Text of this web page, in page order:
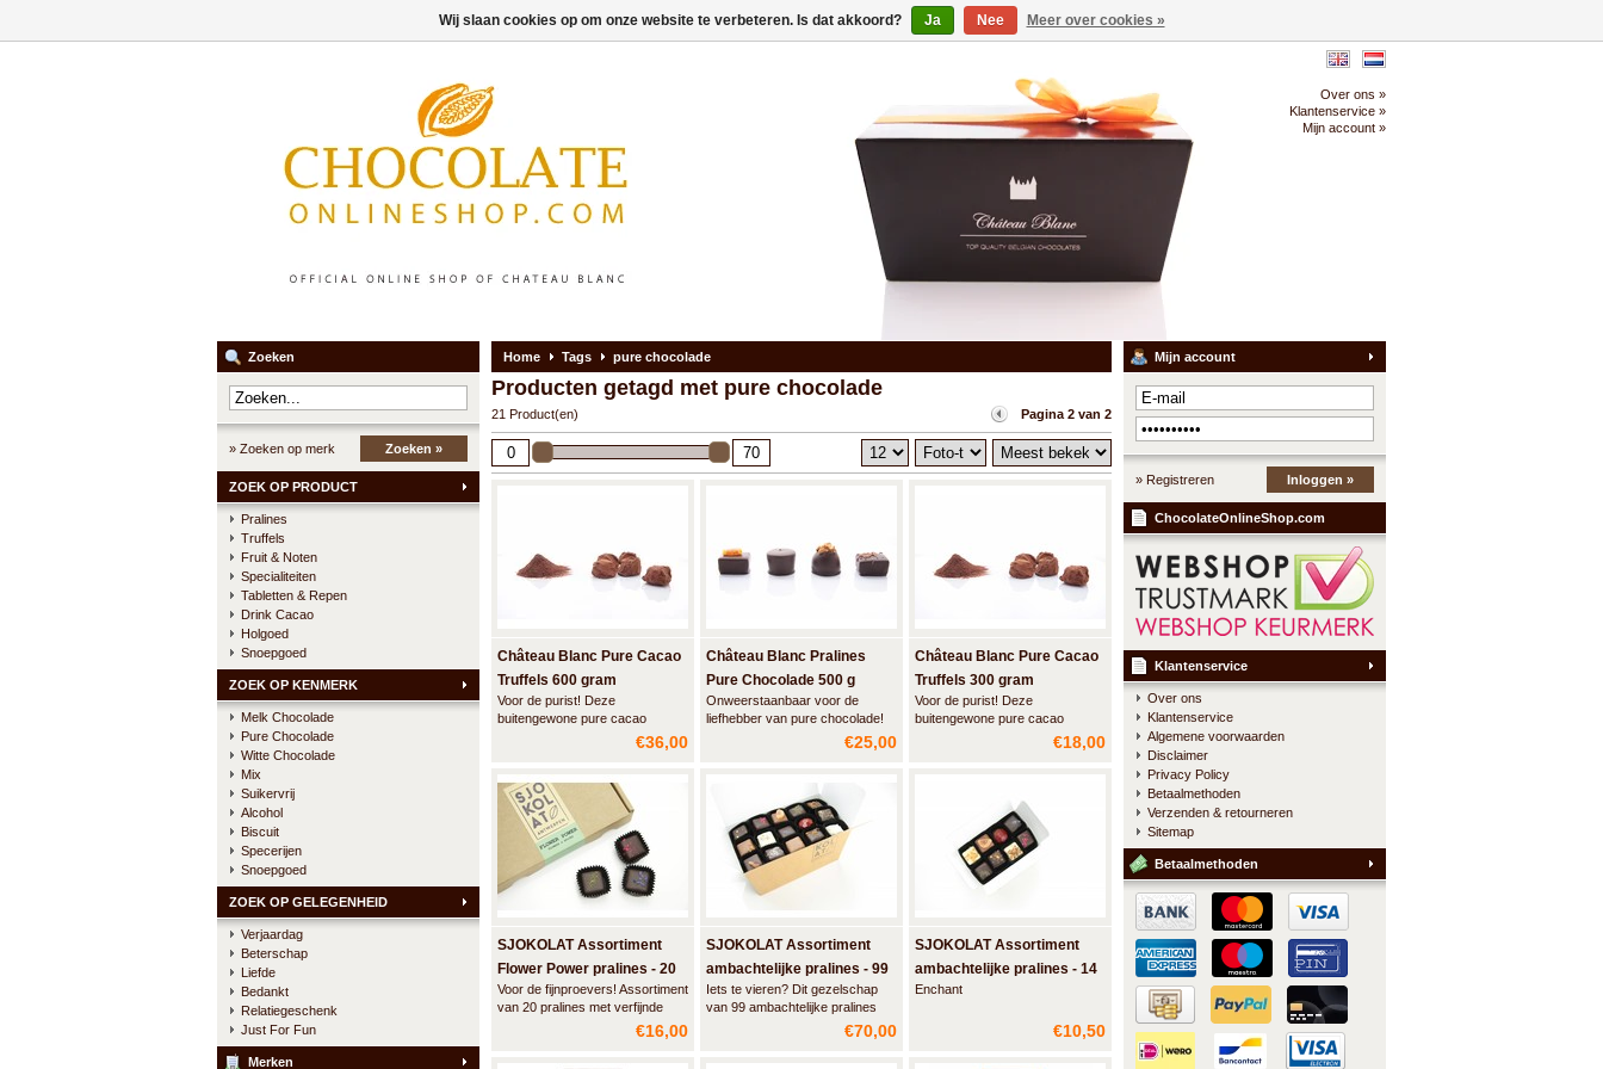
Over ons »
Klantenservice »
Mijn account »
Zoeken
» Zoeken op merk Zoeken »
ZOEK OP PRODUCT
Pralines
Truffels
Fruit & Noten
Specialiteiten
Tabletten & Repen
Drink Cacao
Holgoed
Snoepgoed
ZOEK OP KENMERK
Melk Chocolade
Pure Chocolade
Witte Chocolade
Mix
Suikervrij
Alcohol
Biscuit
Specerijen
Snoepgoed
ZOEK OP GELEGENHEID
Verjaardag
Beterschap
Liefde
Bedankt
Relatiegeschenk
Just For Fun
Merken
Home Tags pure chocolade
Producten getagd met pure chocolade
21 Product(en) Pagina 2 van 2
Château Blanc Pure Cacao
Truffels 600 gram
Voor de purist! Deze
buitengewone pure cacao
truffels bieden een opwindende
combinatie van een rijke volle
textuur.
€36,00
Château Blanc Pralines
Pure Chocolade 500 g
Onweerstaanbaar voor de
liefhebber van pure chocolade!
Deze elegant verpakte ballotin
bevat een prachtig assortiment
€25,00
Château Blanc Pure Cacao
Truffels 300 gram
Voor de purist! Deze
buitengewone pure cacao
truffels bieden een opwindende
combinatie van een rijke volle
€18,00
SJOKOLAT Assortiment
Flower Power pralines - 20
stuks
Voor de fijnproevers! Assortiment
van 20 pralines met verfijnde
ganache vullingen op basis van
€16,00
SJOKOLAT Assortiment
ambachtelijke pralines - 99
stuks
Iets te vieren? Dit gezelschap
van 99 ambachtelijke pralines
zorgt alvast voor een vrolijke€70,00
SJOKOLAT Assortiment
ambachtelijke pralines - 14
stuks
Enchant
€10,50
Mijn account
» Registreren Inloggen »
ChocolateOnlineShop.com
Klantenservice
Over ons
Klantenservice
Algemene voorwaarden
Disclaimer
Privacy Policy
Betaalmethoden
Verzenden & retourneren
Sitemap
Betaalmethoden
Wij slaan cookies op om onze website te verbeteren. Is dat akkoord? Ja Nee Meer over cookies »